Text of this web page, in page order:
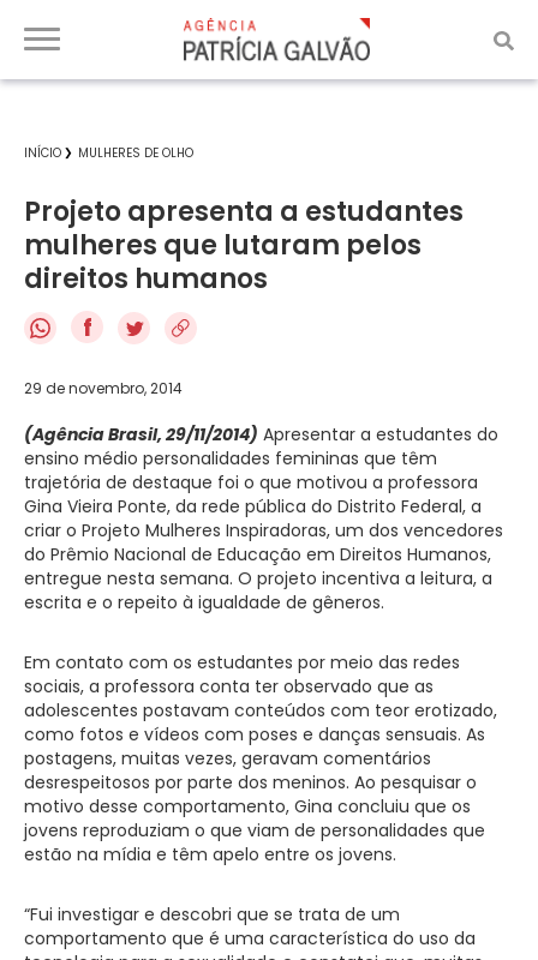
INÍCIO MULHERES DE OLHO
Projeto apresenta a estudantes
mulheres que lutaram pelos
direitos humanos
f
29 de novembro, 2014
(Agência Brasil, 29/11/2014) Apresentar a estudantes do
ensino médio personalidades femininas que têm
trajetória de destaque foi o que motivou a professora
Gina Vieira Ponte, da rede pública do Distrito Federal, a
criar o Projeto Mulheres Inspiradoras, um dos vencedores
do Prêmio Nacional de Educação em Direitos Humanos,
entregue nesta semana. O projeto incentiva a leitura, a
escrita e o repeito à igualdade de gêneros.
Em contato com os estudantes por meio das redes
sociais, a professora conta ter observado que as
adolescentes postavam conteúdos com teor erotizado,
como fotos e vídeos com poses e danças sensuais. As
postagens, muitas vezes, geravam comentários
desrespeitosos por parte dos meninos. Ao pesquisar o
motivo desse comportamento, Gina concluiu que os
jovens reproduziam o que viam de personalidades que
estão na mídia e têm apelo entre os jovens.
“Fui investigar e descobri que se trata de um
comportamento que é uma característica do uso da